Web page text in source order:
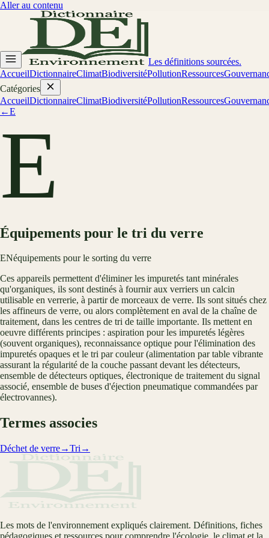
Aller au contenu
Les définitions sourcées.
AccueilDictionnaireClimatBiodiversitéPollutionRessources
Catégories
AccueilDictionnaireClimatBiodiversitéPollutionRessources
←E
E
Équipements pour le tri du verre
ENéquipements pour le sorting du verre
Ces appareils permettent d'éliminer les impuretés tant minérales
qu'organiques, ils sont destinés à fournir aux verriers un calcin
utilisable en verrerie, à partir de morceaux de verre. Ils sont situés chez
les affineurs de verre, ou alors complètement en aval de la chaîne de
traitement, dans les centres de tri de taille importante. Ils mettent en
oeuvre différents principes : aspiration pour les impuretés légères
(souvent organiques), reconnaissance optique pour l'élimination des
impuretés opaques et le tri par couleur (alimentation par table vibrante
assurant la régularité de la couche passant devant les détecteurs,
ensemble de détecteurs optiques, électronique de traitement du signal
associé, ensemble de buses d'éjection pneumatique commandées par
électrovannes).
Termes associes
Déchet de verre→Tri →
Les mots de l'environnement expliqués clairement. Définitions, fiches
pédagogiques et ressources pour comprendre l'écologie, le climat et la